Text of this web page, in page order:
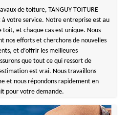
de toiture, TANGUY TOITURE
à votre service. Notre entreprise est au
toit, et chaque cas est unique. Nous
nos efforts et cherchons de nouvelles
et d’offrir les meilleures
que tout ce qui ressort de
est vrai. Nous travaillons
et nous répondons rapidement en
pour votre demande.